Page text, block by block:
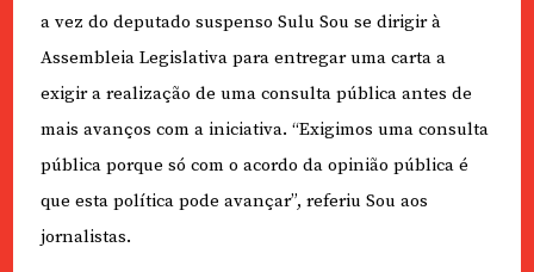
a vez do deputado suspenso Sulu Sou se dirigir à
Assembleia Legislativa para entregar uma carta a
exigir a realização de uma consulta pública antes de
mais avanços com a iniciativa. “Exigimos uma consulta
pública porque só com o acordo da opinião pública é
que esta política pode avançar”, referiu Sou aos
jornalistas.